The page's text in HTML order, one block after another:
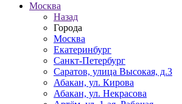
Москва
Назад
Города
Москва
Екатеринбург
Санкт-Петербург
Саратов, улица Высокая, д.3
Абакан, ул. Кирова
Абакан, ул. Некрасова